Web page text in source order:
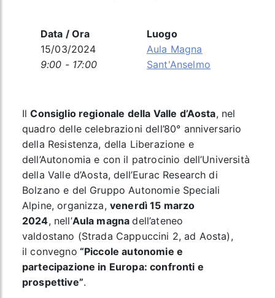
Data / Ora
15/03/2024
9:00 - 17:00
Luogo
Aula Magna
Sant'Anselmo
IlConsiglio regionale della Valle d’Aosta, nel
quadro delle celebrazioni dell’80° anniversario
della Resistenza, della Liberazione e
dell’Autonomia e con il patrocinio dell’Università
della Valle d’Aosta, dell’Eurac Research di
Bolzano e del Gruppo Autonomie Speciali
Alpine, organizza, venerdì 15 marzo
2024, nell’Aula magnadell’ateneo
valdostano (Strada Cappuccini 2, ad Aosta),
il convegno “Piccole autonomie e
partecipazione in Europa: confronti e
prospettive”.